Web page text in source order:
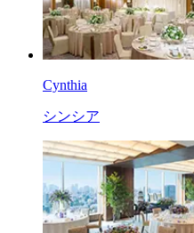
Cynthia
シンシア